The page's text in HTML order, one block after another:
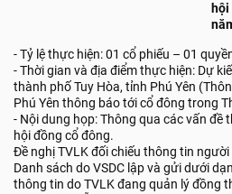
- Tỷ lệ thực hiện: 01 cổ phiếu – 01
- Thời gian và địa điểm thực hiện: Dự
thành phố Tuy Hòa, tỉnh Phú Yên
Phú Yên thông báo tới cổ đông trong
- Nội dung họp: Thông qua các vấn đề
hội đồng cổ đông.
Đề nghị TVLK đối chiếu thông tin
Danh sách do VSDC lập và gửi dưới
thông tin do TVLK đang quản lý đồng